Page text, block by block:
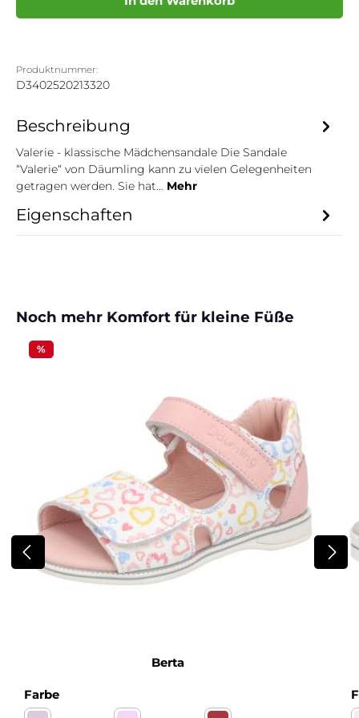
Produktnummer:
D3402520213320
Beschreibung
Valerie - klassische Mädchensandale Die Sandale
“Valerie“ von Däumling kann zu vielen Gelegenheiten
getragen werden. Sie hat… Mehr
Eigenschaften
Produktgalerie überspringen
Noch mehr Komfort für kleine Füße
%
Berta
Farbeauswählen